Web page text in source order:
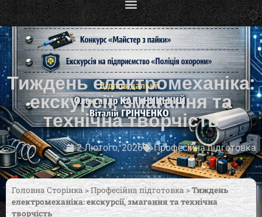
Тиждень електромеханіка:
екскурсії, змагання та
технічна творчість
2 Лютого, 2026 Професійна підготовка
Головна Сторінка >Професійна підготовка >Тиждень
електромеханіка: екскурсії, змагання та технічна
творчість